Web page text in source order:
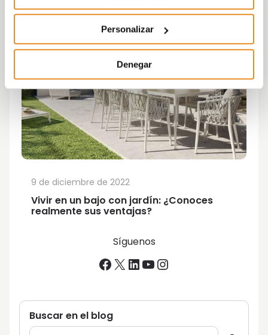
Personalizar
Denegar
Vivir en un bajo con jardín: ¿Conoces
realmente sus ventajas?
9 de diciembre de 2022
Síguenos
Facebook
X LinkedIn
YouTube
Instagram
Buscar en el blog